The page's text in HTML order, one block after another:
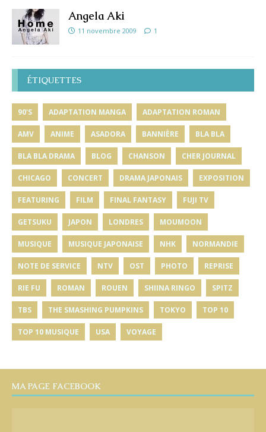
Angela Aki
11 novembre 2009 1
ÉTIQUETTES
90'S ADAPTATION MANGA ADAPTATION ROMAN
AMV ANIME ASADORA BANNIÈRE BLA BLA
BLA BLA DRAMA BLOG CHANSON CHER JOURNAL
CHICAGO CONCERT DRAMA JAPONAIS EXPOSITION
FEATURING FILM FINAL FANTASY FUJI TV
GETSUKU JAPON LONDRES MOUMOON
MUSIQUE MUSIQUE JAPONAISE NHK NORMANDIE
NOTE DE SERVICE NTV OST PHOTO REPRISE
RIE FU ROMAN ROUEN SHIINA RINGO SPITZ
TBS THE SMASHING PUMPKINS TOKYO TOP 10
TOP 10 MUSIQUE USA VOYAGE
MA PAGE FACEBOOK